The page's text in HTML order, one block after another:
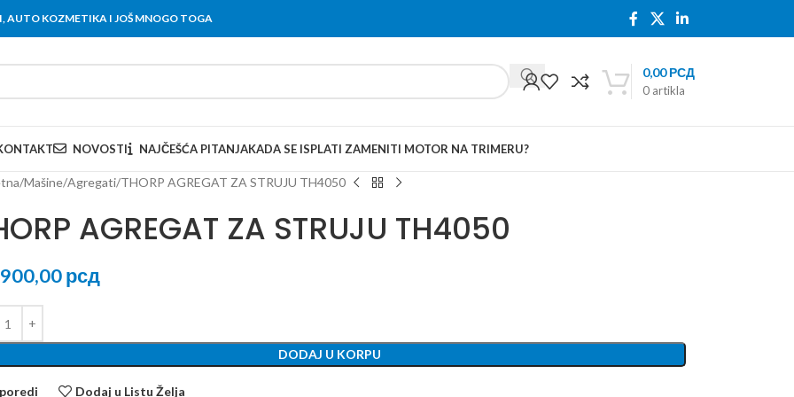
AUTO KOZMETIKA I JOŠ MNOGO TOGA
0 artikla
0,00РСД
NOVOSTI NAJČEŠĆA PITANJAKADA SE ISPLATI ZAMENITI MOTOR NA TRIMERU?
Mašine Agregati THORP AGREGAT ZA STRUJU TH4050
AGREGAT ZA STRUJU TH4050
рсд
DODAJ U KORPU
Dodaj u Listu Želja